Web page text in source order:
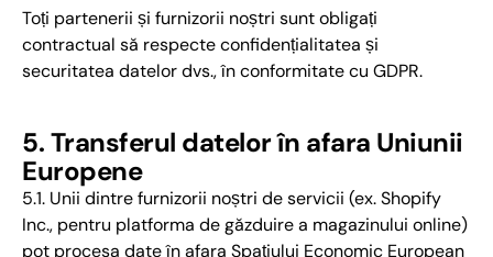
Toți partenerii și furnizorii noștri sunt obligați
contractual să respecte confidențialitatea și
securitatea datelor dvs., în conformitate cu GDPR.
5. Transferul datelor în afara Uniunii
Europene
5.1. Unii dintre furnizorii noștri de servicii (ex. Shopify
Inc., pentru platforma de găzduire a magazinului online)
pot procesa date în afara Spațiului Economic European